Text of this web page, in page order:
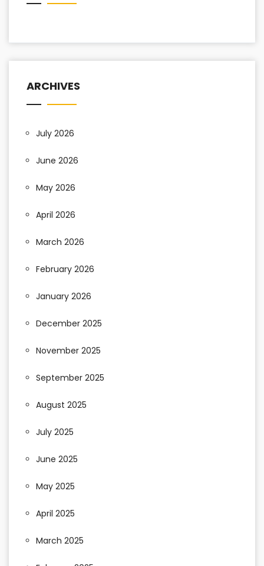
ARCHIVES
July 2026
June 2026
May 2026
April 2026
March 2026
February 2026
January 2026
December 2025
November 2025
September 2025
August 2025
July 2025
June 2025
May 2025
April 2025
March 2025